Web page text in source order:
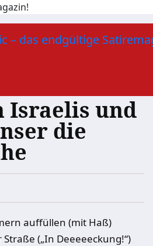
Israelis und
die
auffüllen (mit Haß)
(„In Deeeeeckung!“)